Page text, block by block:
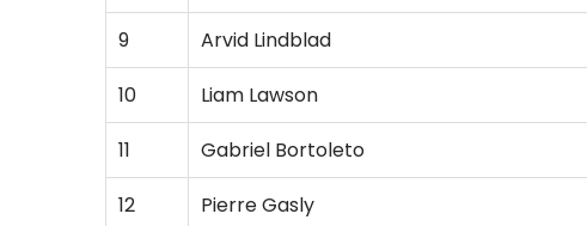
9
Arvid Lindblad
10
Liam Lawson
11
Gabriel Bortoleto
12
Pierre Gasly